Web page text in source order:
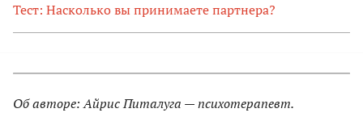
Тест: Насколько вы принимаете партнера?
Об авторе: Айрис Питалуга — психотерапевт.